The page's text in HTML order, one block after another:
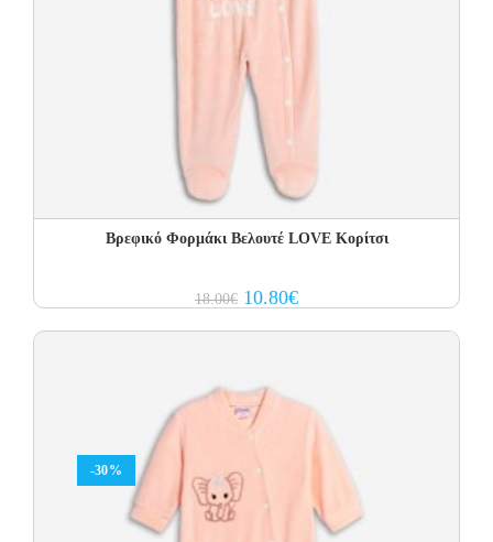
Βρεφικό Φορμάκι Βελουτέ LOVE Κορίτσι
18.00€ Original
price
10.80€Current
price
-30%